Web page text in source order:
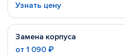
Узнать цену
Замена корпуса
от 1 090 ₽